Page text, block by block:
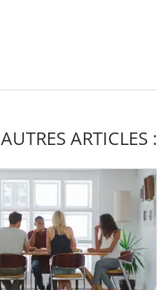
AUTRES ARTICLES :